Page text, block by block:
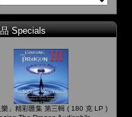
Specials
樂」精彩匯集 第三輯 ( 180 克 LP )